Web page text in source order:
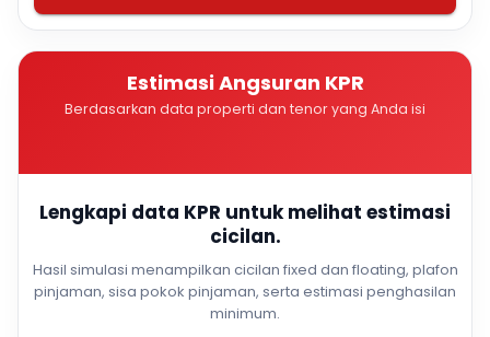
Estimasi Angsuran KPR
Berdasarkan data properti dan tenor yang Anda isi
Lengkapi data KPR untuk melihat estimasi
cicilan.
Hasil simulasi menampilkan cicilan fixed dan floating, plafon
pinjaman, sisa pokok pinjaman, serta estimasi penghasilan
minimum.